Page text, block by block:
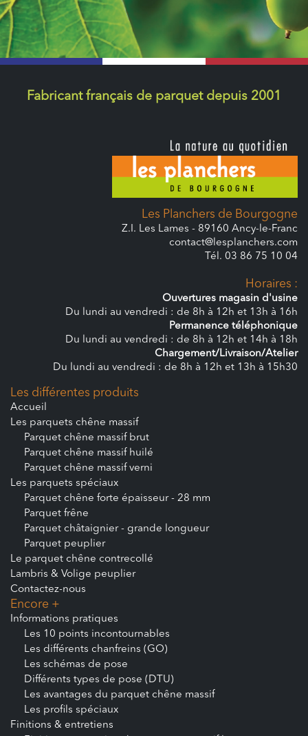
Fabricant français de parquet depuis 2001
Les Planchers de Bourgogne
Z.I. Les Lames - 89160 Ancy-le-Franc
contact@lesplanchers.com
Tél. 03 86 75 10 04
Horaires :
Ouvertures magasin d'usine
Du lundi au vendredi : de 8h à 12h et 13h à 16h
Permanence téléphonique
Du lundi au vendredi : de 8h à 12h et 14h à 18h
Chargement/Livraison/Atelier
Du lundi au vendredi : de 8h à 12h et 13h à 15h30
Les différentes produits
Accueil
Les parquets chêne massif
Parquet chêne massif brut
Parquet chêne massif huilé
Parquet chêne massif verni
Les parquets spéciaux
Parquet chêne forte épaisseur - 28 mm
Parquet frêne
Parquet châtaignier - grande longueur
Parquet peuplier
Le parquet chêne contrecollé
Lambris & Volige peuplier
Contactez-nous
Encore +
Informations pratiques
Les 10 points incontournables
Les différents chanfreins (GO)
Les schémas de pose
Différents types de pose (DTU)
Les avantages du parquet chêne massif
Les profils spéciaux
Finitions & entretiens